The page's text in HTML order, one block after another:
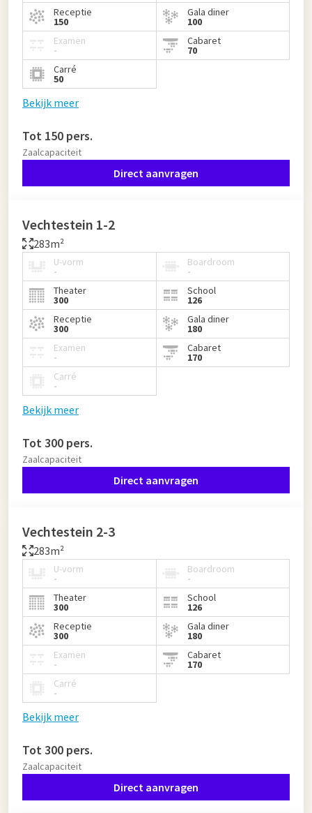
Receptie
150
Gala diner
100
Examen
-
Cabaret
70
Carré
50
Bekijk meer
Tot 150 pers.
Zaalcapaciteit
Direct aanvragen
Vechtestein 1-2
283m²
U-vorm
-
Boardroom
-
Theater
300
School
126
Receptie
300
Gala diner
180
Examen
-
Cabaret
170
Carré
-
Bekijk meer
Tot 300 pers.
Zaalcapaciteit
Direct aanvragen
Vechtestein 2-3
283m²
U-vorm
-
Boardroom
-
Theater
300
School
126
Receptie
300
Gala diner
180
Examen
-
Cabaret
170
Carré
-
Bekijk meer
Tot 300 pers.
Zaalcapaciteit
Direct aanvragen